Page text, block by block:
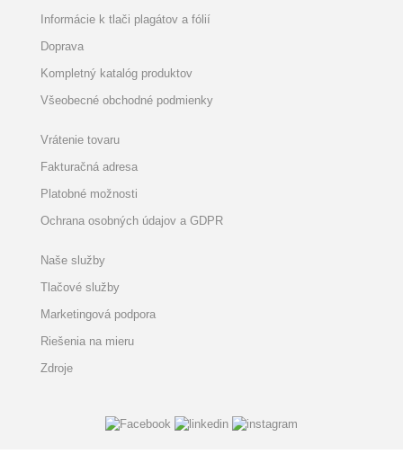
Informácie k tlači plagátov a fólií
Doprava
Kompletný katalóg produktov
Všeobecné obchodné podmienky
Vrátenie tovaru
Fakturačná adresa
Platobné možnosti
Ochrana osobných údajov a GDPR
Naše služby
Tlačové služby
Marketingová podpora
Riešenia na mieru
Zdroje